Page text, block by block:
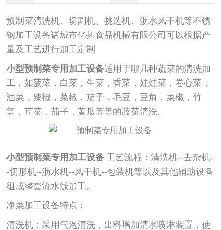
预制菜清洗机、切割机、挑选机、沥水风干机等不锈
钢加工设备诸城市亿拓食品机械有限公司可以根据产
量及工艺进行加工定制
小型预制菜专用加工设备适用于哪几种蔬菜的清洗加
工，如菠菜，白菜，生菜，香菜，娃娃菜，卷心菜，
油菜，辣椒，菜椒，茄子，毛豆，豆角，菜椒，竹
笋，芹菜，茄子，黄瓜等等的蔬菜清洗。
小型预制菜专用加工设备 工艺流程：清洗机--去杂机-
-切形机--沥水机--风干机--包装机等以及其他辅助设备
组成整套流水线加工。
净菜加工设备特点：
清洗机：采用气泡清洗，出料增加清水喷淋装置，使